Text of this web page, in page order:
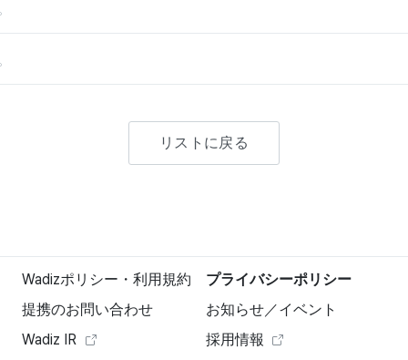
リストに戻る
Wadizポリシー・利用規約
プライバシーポリシー
提携のお問い合わせ
お知らせ／イベント
Wadiz IR
採用情報